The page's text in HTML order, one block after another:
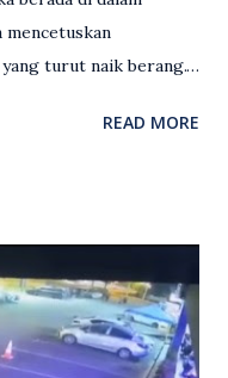
turut naik berang.
pemandu Grab
terbabit sebelum
dua pihak. Video
mendapat pelbagai
awam yang tular di
READ MORE